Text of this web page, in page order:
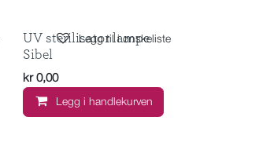
UV sterilisator lampe
Sibel
kr 0,00
Legg i handlekurven
Legg til i ønskeliste